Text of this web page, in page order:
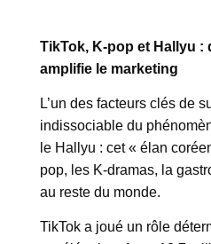
TikTok, K-pop et Hallyu :
amplifie le marketing
L’un des facteurs clés de
indissociable du
le Hallyu : cet « élan
pop, les K-dramas, la
au reste du monde.
TikTok a joué un rôle